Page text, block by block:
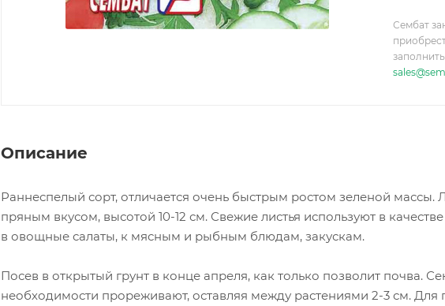
Сембат
Описание
Раннеспелый сорт, отличается очень быстрым ростом зеленой массы.
пряным вкусом, высотой 10-12 см. Свежие листья используют в
в овощные салаты, к мясным и рыбным блюдам, закускам.
Посев в открытый грунт в конце апреля, как только позволит почва.
необходимости прореживают, оставляя между растениями 2-3 см.